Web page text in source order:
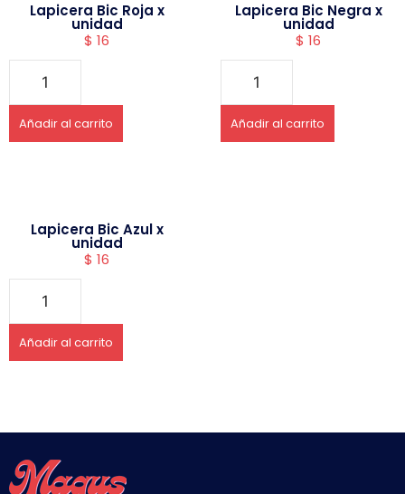
Lapicera Bic Roja x
unidad
$ 16
Añadir al carrito
Lapicera Bic Negra x
unidad
$ 16
Añadir al carrito
Lapicera Bic Azul x
unidad
$ 16
Añadir al carrito